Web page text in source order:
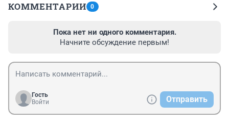
КОММЕНТАРИИ 0
Пока нет ни одного комментария.
Начните обсуждение первым!
Гость
Войти
Отправить